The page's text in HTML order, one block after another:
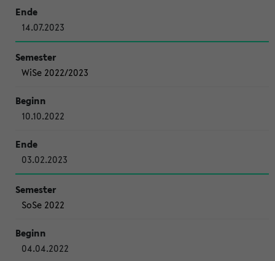
14.07.2023
WiSe 2022/2023
10.10.2022
03.02.2023
SoSe 2022
04.04.2022